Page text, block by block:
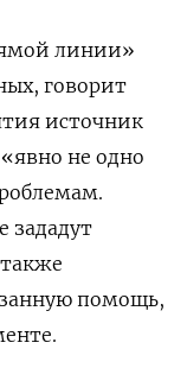
линии»
говорит
источник
не одно
зададут
помощь,